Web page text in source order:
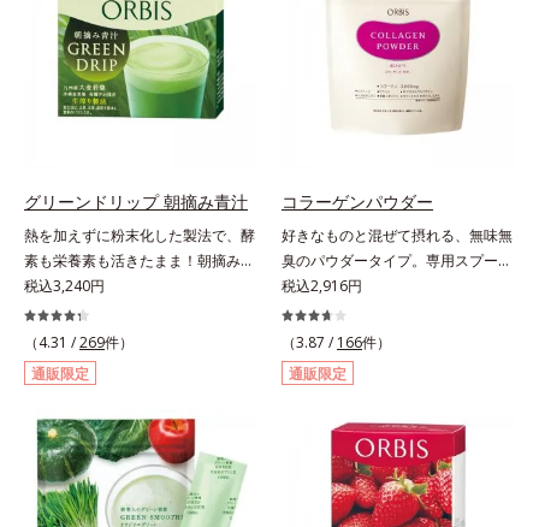
持ちがいいのもポイントです。体を
作る材料であるたんぱく質12g(*1)
をメインに、美を引き出すコラーゲ
ン5,000mgも配合。さらにリズムを
支える鉄分やビタミン6種(*2)、食
美を総合的に支えます。甘さ控えめ
のカフェオレ味、濃厚な抹茶味の2
味展開。プロテイン独特のにおいや
クセが少なく、水に溶けやすいの
で、手軽においしくたんぱく質を摂
れます。*1 1杯分（約27g）当り。
コラーゲン含む。*2 ビタミンB1、
B2、B6、B12、ナイアシン、パン
ページをご覧ください。・BEAUTY
夏祭りは、こちら
顔だけでなく、背中や足など、スキ
ンケア機能は全身にも。なかなか手
が回らない、ボディの乾燥対策にも
おすすめです。ゆずの爽やかな香り
とすっきりとした酸味が特徴の「ゆ
ず風味」、芳醇なマスカットの香り
「マスカット風味」、ピーチの甘い
香りと爽やかな甘味が楽しめる「ピ
ーチ風味」の3種のフレーバーをご
用意。その日の気分に合わせてチョ
イスできるから、より飽きにくく、
水なしで飲めるから、毎日手軽にお
いしく続けられます。*1 販売商品
として。*2 許可表示：本品に含ま
ドは、肌の水分を逃しにくくするた
め、肌の乾燥が気になる方に適して
います。
グリーンドリップ 朝摘み青汁
熱を加えずに粉末化した製法で、酵
素も栄養素も活きたまま！朝摘みの
すっきり飲みやすい青汁。朝摘んだ
ばかりの大麦若葉を熱をかけない製
法で、酵素や50種類以上の栄養素を
活きたまま粉末化した青汁です。酵
素が活きているので、加熱したもの
く、スッキリとした味わいに仕上が
りました。圧縮しているため栄養成
分の細胞壁が壊れ、吸収されやすい
状態に。固い繊維は取り除き、ぎゅ
税込3,240円
（4.31 /269件）
通販限定
コラーゲンパウダー
好きなものと混ぜて摂れる、無味無
臭のパウダータイプ。専用スプーン
1杯で、ハリと弾力のある毎日に欠
かせない「コラーゲン」5,000㎎を
手軽に摂れる美容パウダーです。無
味無臭で飲み物や料理に影響がな
く、冷たい飲み物にも簡単に溶ける
税込2,916円
（3.87 / 166件）
通販限定